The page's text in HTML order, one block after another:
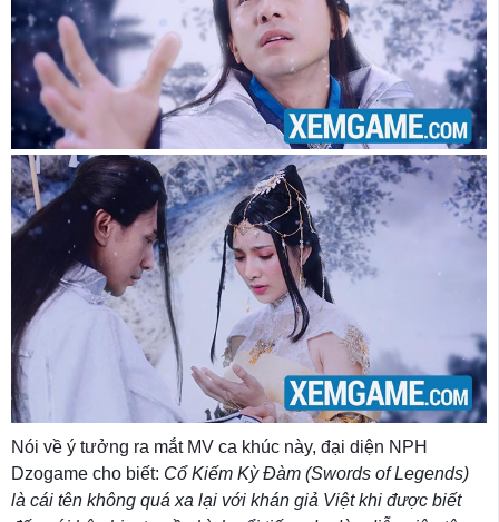
Nói về ý tưởng ra mắt MV ca khúc này, đại diện NPH
Dzogame cho biết: Cổ Kiếm Kỳ Đàm (Swords of Legends)
là cái tên không quá xa lại với khán giả Việt khi được biết